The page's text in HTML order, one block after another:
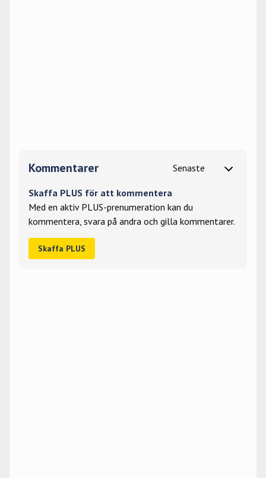
Kommentarer
Skaffa PLUS för att kommentera
Med en aktiv PLUS-prenumeration kan du
kommentera, svara på andra och gilla kommentarer.
Skaffa PLUS